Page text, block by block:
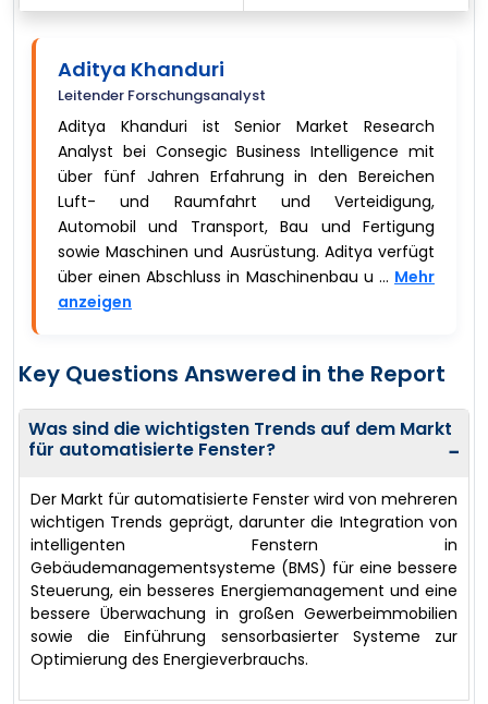
Aditya Khanduri
Leitender Forschungsanalyst
Aditya Khanduri ist Senior Market Research
Analyst bei Consegic Business Intelligence mit
über fünf Jahren Erfahrung in den Bereichen
Luft- und Raumfahrt und Verteidigung,
Automobil und Transport, Bau und Fertigung
sowie Maschinen und Ausrüstung. Aditya verfügt
über einen Abschluss in Maschinenbau u ... Mehr
anzeigen
Key Questions Answered in the Report
Was sind die wichtigsten Trends auf dem Markt
für automatisierte Fenster?
−
Der Markt für automatisierte Fenster wird von mehreren
wichtigen Trends geprägt, darunter die Integration von
intelligenten Fenstern in
Gebäudemanagementsysteme (BMS) für eine bessere
Steuerung, ein besseres Energiemanagement und eine
bessere Überwachung in großen Gewerbeimmobilien
sowie die Einführung sensorbasierter Systeme zur
Optimierung des Energieverbrauchs.